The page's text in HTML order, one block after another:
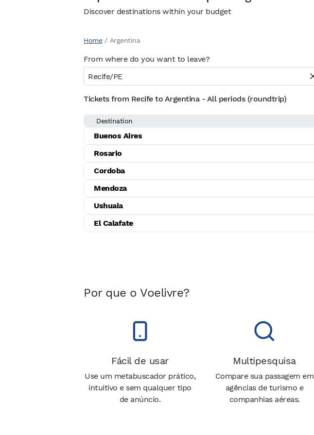
Discover destinations within your budget
Home / Argentina
From where do you want to leave?
Tickets from Recife to Argentina - All periods (roundtrip)
Destination
Buenos Aires
Rosario
Cordoba
Mendoza
Ushuaia
El Calafate
Por que o Voelivre?
Fácil de usar
Use um metabuscador prático,
intuitivo e sem qualquer tipo
de anúncio.
Multipesquisa
Compare sua passagem em
agências de turismo e
companhias aéreas.